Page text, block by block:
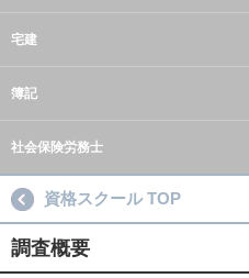
宅建
簿記
社会保険労務士
資格スクール TOP
調査概要